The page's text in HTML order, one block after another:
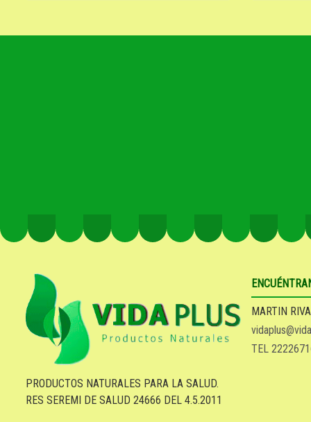
PRODUCTOS NATURALES PARA LA SALUD.
RES SEREMI DE SALUD 24666 DEL 4.5.2011
MARTIN
TEL